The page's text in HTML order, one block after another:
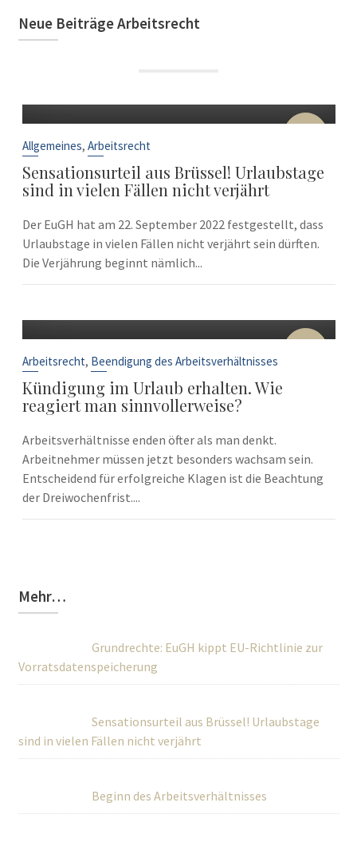
Neue Beiträge Arbeitsrecht
22
Allgemeines, Arbeitsrecht
Sensationsurteil aus Brüssel! Urlaubstage
sind in vielen Fällen nicht verjährt
Der EuGH hat am 22. September 2022 festgestellt, dass
Urlaubstage in vielen Fällen nicht verjährt sein dürften.
Die Verjährung beginnt nämlich...
10
Arbeitsrecht, Beendigung des Arbeitsverhältnisses
Kündigung im Urlaub erhalten. Wie
reagiert man sinnvollerweise?
Arbeitsverhältnisse enden öfter als man denkt.
Arbeitnehmer müssen jetzt besonders wachsam sein.
Entscheidend für erfolgreiche Klagen ist die Beachtung
der Dreiwochenfrist....
Mehr…
Grundrechte: EuGH kippt EU-Richtlinie zur
Vorratsdatenspeicherung
Sensationsurteil aus Brüssel! Urlaubstage
sind in vielen Fällen nicht verjährt
Beginn des Arbeitsverhältnisses